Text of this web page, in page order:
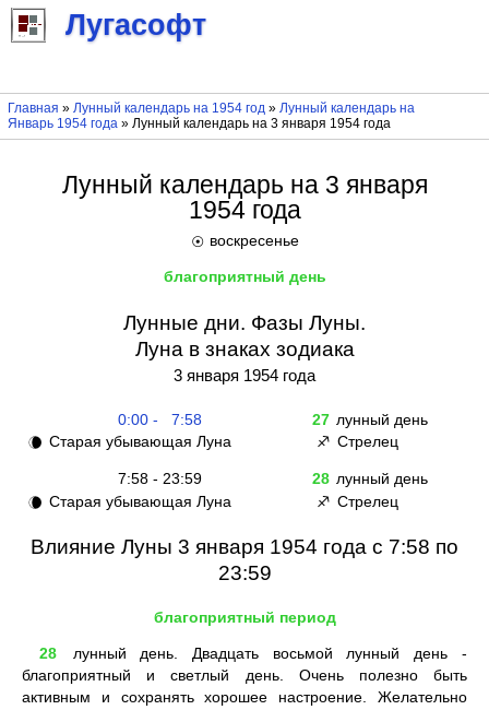
Лугасофт
Главная » Лунный календарь на 1954 год» Лунный календарь на
Январь 1954 года» Лунный календарь на 3 января 1954 года
Лунный календарь на 3 января
1954 года
☉ воскресенье
благоприятный день
Лунные дни. Фазы Луны.
Луна в знаках зодиака
3 января 1954 года
0:00 - 7:58 27 лунный день
🌘 Старая убывающая Луна ♐ Стрелец
7:58 - 23:59 28 лунный день
🌘 Старая убывающая Луна ♐ Стрелец
Влияние Луны 3 января 1954 года с 7:58 по
23:59
благоприятный период
28
лунный день. Двадцать восьмой лунный день -
благоприятный и светлый день. Очень полезно быть
активным и сохранять хорошее настроение. Желательно